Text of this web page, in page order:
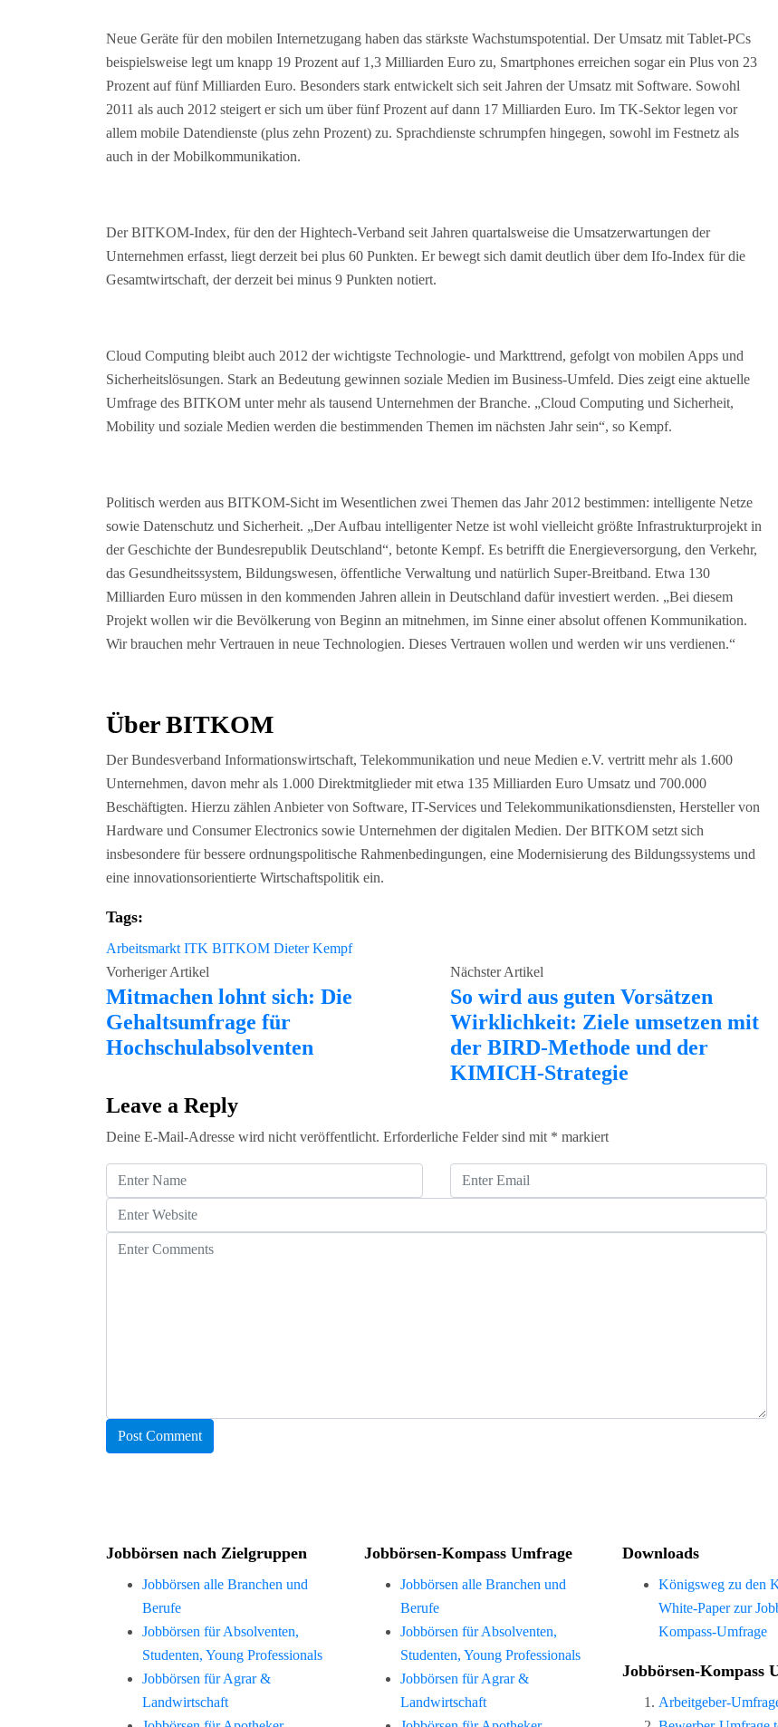
Neue Geräte für den mobilen Internetzugang haben das stärkste Wachstumspotential. Der Umsatz mit Tablet-PCs
beispielsweise legt um knapp 19 Prozent auf 1,3 Milliarden Euro zu, Smartphones erreichen sogar ein Plus von 23
Prozent auf fünf Milliarden Euro. Besonders stark entwickelt sich seit Jahren der Umsatz mit Software. Sowohl
2011 als auch 2012 steigert er sich um über fünf Prozent auf dann 17 Milliarden Euro. Im TK-Sektor legen vor
allem mobile Datendienste (plus zehn Prozent) zu. Sprachdienste schrumpfen hingegen, sowohl im Festnetz als
auch in der Mobilkommunikation.
Der BITKOM-Index, für den der Hightech-Verband seit Jahren quartalsweise die Umsatzerwartungen der
Unternehmen erfasst, liegt derzeit bei plus 60 Punkten. Er bewegt sich damit deutlich über dem Ifo-Index für die
Gesamtwirtschaft, der derzeit bei minus 9 Punkten notiert.
Cloud Computing bleibt auch 2012 der wichtigste Technologie- und Markttrend, gefolgt von mobilen Apps und
Sicherheitslösungen. Stark an Bedeutung gewinnen soziale Medien im Business-Umfeld. Dies zeigt eine aktuelle
Umfrage des BITKOM unter mehr als tausend Unternehmen der Branche. „Cloud Computing und Sicherheit,
Mobility und soziale Medien werden die bestimmenden Themen im nächsten Jahr sein“, so Kempf.
Politisch werden aus BITKOM-Sicht im Wesentlichen zwei Themen das Jahr 2012 bestimmen: intelligente Netze
sowie Datenschutz und Sicherheit. „Der Aufbau intelligenter Netze ist wohl vielleicht größte Infrastrukturprojekt in
der Geschichte der Bundesrepublik Deutschland“, betonte Kempf. Es betrifft die Energieversorgung, den Verkehr,
das Gesundheitssystem, Bildungswesen, öffentliche Verwaltung und natürlich Super-Breitband. Etwa 130
Milliarden Euro müssen in den kommenden Jahren allein in Deutschland dafür investiert werden. „Bei diesem
Projekt wollen wir die Bevölkerung von Beginn an mitnehmen, im Sinne einer absolut offenen Kommunikation.
Wir brauchen mehr Vertrauen in neue Technologien. Dieses Vertrauen wollen und werden wir uns verdienen.“
Über BITKOM
Der Bundesverband Informationswirtschaft, Telekommunikation und neue Medien e.V. vertritt mehr als 1.600
Unternehmen, davon mehr als 1.000 Direktmitglieder mit etwa 135 Milliarden Euro Umsatz und 700.000
Beschäftigten. Hierzu zählen Anbieter von Software, IT-Services und Telekommunikationsdiensten, Hersteller von
Hardware und Consumer Electronics sowie Unternehmen der digitalen Medien. Der BITKOM setzt sich
insbesondere für bessere ordnungspolitische Rahmenbedingungen, eine Modernisierung des Bildungssystems und
eine innovationsorientierte Wirtschaftspolitik ein.
Tags:
Arbeitsmarkt ITK BITKOM Dieter Kempf
Vorheriger Artikel
Mitmachen lohnt sich: Die
Gehaltsumfrage für
Hochschulabsolventen
Nächster Artikel
So wird aus guten Vorsätzen
Wirklichkeit: Ziele umsetzen mit
der BIRD-Methode und der
KIMICH-Strategie
Leave a Reply
Deine E-Mail-Adresse wird nicht veröffentlicht. Erforderliche Felder sind mit * markiert
Jobbörsen nach Zielgruppen
Jobbörsen alle Branchen und
Berufe
Jobbörsen für Absolventen,
Studenten, Young Professionals
Jobbörsen für Agrar &
Landwirtschaft
Jobbörsen-Kompass Umfrage
Jobbörsen alle Branchen und
Berufe
Jobbörsen für Absolventen,
Studenten, Young Professionals
Jobbörsen für Agrar &
Landwirtschaft
Downloads
Königsweg zu den
White-Paper zur
Kompass-Umfrage
Jobbörsen-Kompass
Arbeitgeber-